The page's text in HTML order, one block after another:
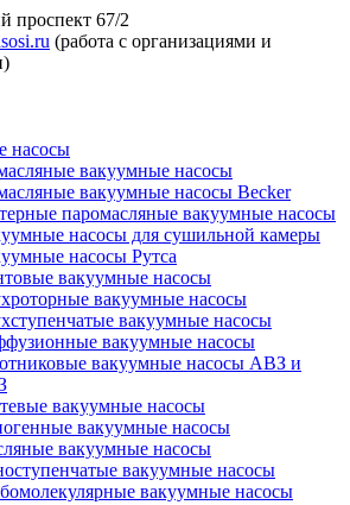
проспект 67/2
(работа с организациями и
насосы
вакуумные насосы
вакуумные насосы Becker
паромасляные вакуумные насосы
насосы для сушильной камеры
насосы Рутса
вакуумные насосы
вакуумные насосы
вакуумные насосы
вакуумные насосы
вакуумные насосы АВЗ и
вакуумные насосы
вакуумные насосы
вакуумные насосы
вакуумные насосы
вакуумные насосы